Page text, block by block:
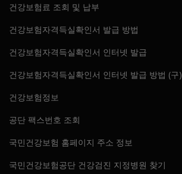
건강보험료 조회 및 납부
건강보험자격득실확인서 발급 방법
건강보험자격득실확인서 인터넷 발급
건강보험자격득실확인서 인터넷 발급 방법 (구)
건강보험정보
공단 팩스번호 조회
국민건강보험 홈페이지 주소 정보
국민건강보험공단 건강검진 지정병원 찾기